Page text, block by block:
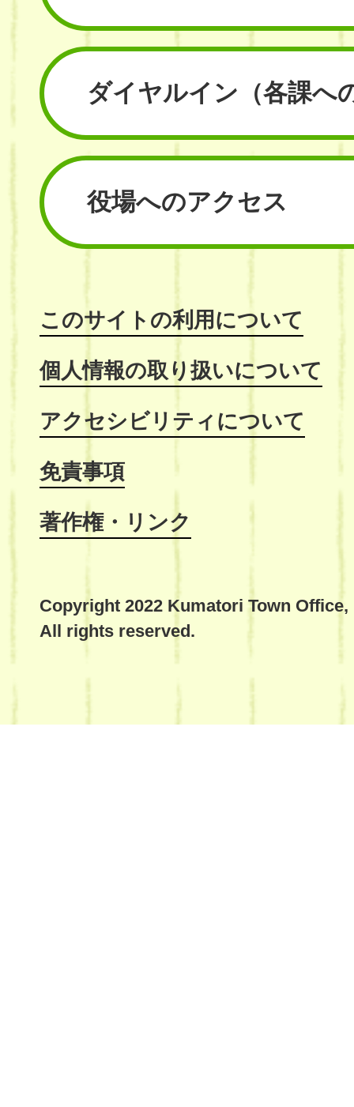
ダイヤルイン （各課へ
役場へのアクセス
このサイトの利用について
個人情報の取り扱いについて
アクセシビリティについて
免責事項
著作権・リンク
Copyright 2022 Kumatori Town Office,
All rights reserved.